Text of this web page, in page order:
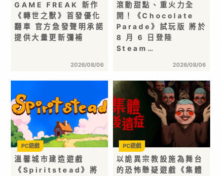
GAME FREAK 新作
《轉世之獸》首發優化
翻車 官方急發聲明承諾
提供大量更新彌補
2026/08/06
滾動甜點、重火力全
開！《Chocolate
Parade》試玩版 將於
8 月 6 日登陸
Steam…
2026/08/06
溫馨城市建造遊戲
《Spiritstead》將
PC遊戲
以詭異宗教設施為舞台
的恐怖懸疑遊戲《集體
PC遊戲